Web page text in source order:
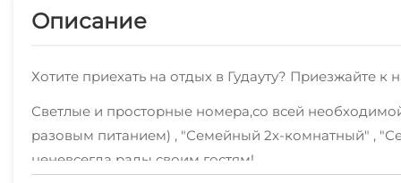
Описание
Хотите приехать на отдых в Гудауту? Приезжайте к
Светлые и просторные номера,со всей
разовым питанием) , "Семейный 2х-комнатный" ,
ценевсегда рады своим гостям!